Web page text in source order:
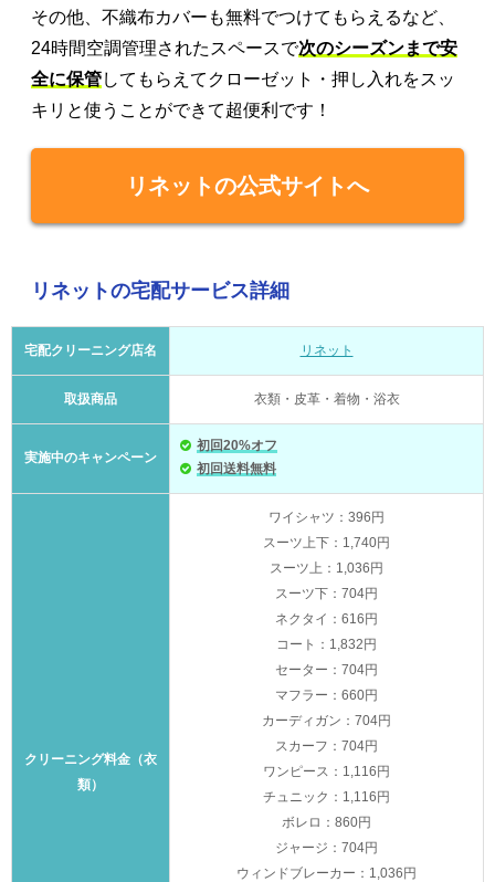
その他、不織布カバーも無料でつけてもらえるなど、
24時間空調管理されたスペースで次のシーズンまで安
全に保管してもらえてクローゼット・押し入れをスッ
キリと使うことができて超便利です！
リネットの公式サイトへ
リネットの宅配サービス詳細
宅配クリーニング店名 リネット
取扱商品 衣類・皮革・着物・浴衣
実施中のキャンペーン
初回20%オフ
初回送料無料
クリーニング料金（衣
類）
ワイシャツ：396円
スーツ上下：1,740円
スーツ上：1,036円
スーツ下：704円
ネクタイ：616円
コート：1,832円
セーター：704円
マフラー：660円
カーディガン：704円
スカーフ：704円
ワンピース：1,116円
チュニック：1,116円
ボレロ：860円
ジャージ：704円
ウィンドブレーカー：1,036円